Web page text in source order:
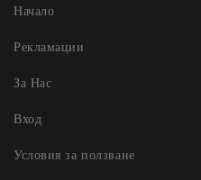
Начало
Рекламации
За Нас
Вход
Условия за ползване